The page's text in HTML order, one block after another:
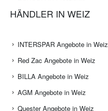
HÄNDLER IN WEIZ
INTERSPAR Angebote in Weiz
Red Zac Angebote in Weiz
BILLA Angebote in Weiz
AGM Angebote in Weiz
Quester Angebote in Weiz